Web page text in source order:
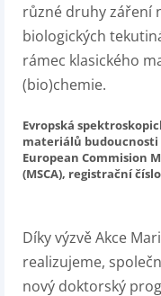
různé druhy záření
biologických
rámec klasického
(bio)chemie.
Evropská
materiálů budoucnosti –
European Commision
(MSCA), registrační
Díky výzvě Akce
realizujeme,
nový doktorský